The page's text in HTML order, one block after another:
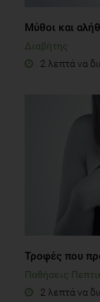
Mύθοι και
Διαβήτης
2 λεπτά να
Τροφές που
Παθήσεις
2 λεπτά να